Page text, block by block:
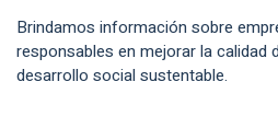
Brindamos información sobre
responsables en mejorar la calidad
desarrollo social sustentable.